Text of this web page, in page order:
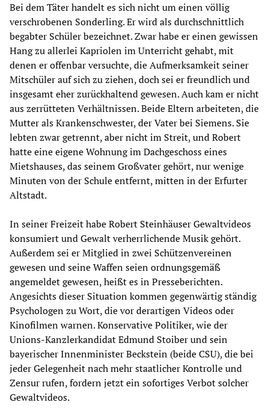
Bei dem Täter handelt es sich nicht um einen völlig
verschrobenen Sonderling. Er wird als durchschnittlich
begabter Schüler bezeichnet. Zwar habe er einen gewissen
Hang zu allerlei Kapriolen im Unterricht gehabt, mit
denen er offenbar versuchte, die Aufmerksamkeit seiner
Mitschüler auf sich zu ziehen, doch sei er freundlich und
insgesamt eher zurückhaltend gewesen. Auch kam er nicht
aus zerrütteten Verhältnissen. Beide Eltern arbeiteten, die
Mutter als Krankenschwester, der Vater bei Siemens. Sie
lebten zwar getrennt, aber nicht im Streit, und Robert
hatte eine eigene Wohnung im Dachgeschoss eines
Mietshauses, das seinem Großvater gehört, nur wenige
Minuten von der Schule entfernt, mitten in der Erfurter
Altstadt.
In seiner Freizeit habe Robert Steinhäuser Gewaltvideos
konsumiert und Gewalt verherrlichende Musik gehört.
Außerdem sei er Mitglied in zwei Schützenvereinen
gewesen und seine Waffen seien ordnungsgemäß
angemeldet gewesen, heißt es in Presseberichten.
Angesichts dieser Situation kommen gegenwärtig ständig
Psychologen zu Wort, die vor derartigen Videos oder
Kinofilmen warnen. Konservative Politiker, wie der
Unions-Kanzlerkandidat Edmund Stoiber und sein
bayerischer Innenminister Beckstein (beide CSU), die bei
jeder Gelegenheit nach mehr staatlicher Kontrolle und
Zensur rufen, fordern jetzt ein sofortiges Verbot solcher
Gewaltvideos.